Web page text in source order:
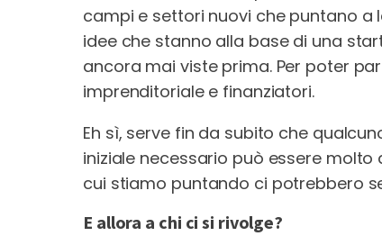
campi e settori nuovi che puntano a
idee che stanno alla base di una
ancora mai viste prima. Per poter
imprenditoriale e finanziatori.
Eh sì, serve fin da subito che
iniziale necessario può essere
cui stiamo puntando ci potrebbero
E allora a chi ci si rivolge?